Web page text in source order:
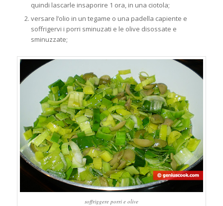
quindi lascarle insaporire 1 ora, in una ciotola;
versare l’olio in un tegame o una padella capiente e
soffrigervi i porri sminuzati e le olive disossate e
sminuzzate;
soffriggere porri e olive